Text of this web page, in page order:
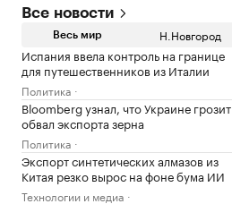
Все новости
Весь мир Н.Новгород
Испания ввела контроль на границе
для путешественников из Италии
Политика
Bloomberg узнал, что Украине грозит
обвал экспорта зерна
Политика
Экспорт синтетических алмазов из
Китая резко вырос на фоне бума ИИ
Технологии и медиа